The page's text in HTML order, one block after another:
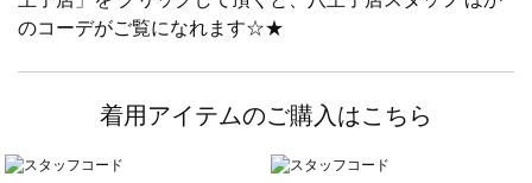
のコーデがご覧になれます☆★
着用アイテムのご購入はこちら